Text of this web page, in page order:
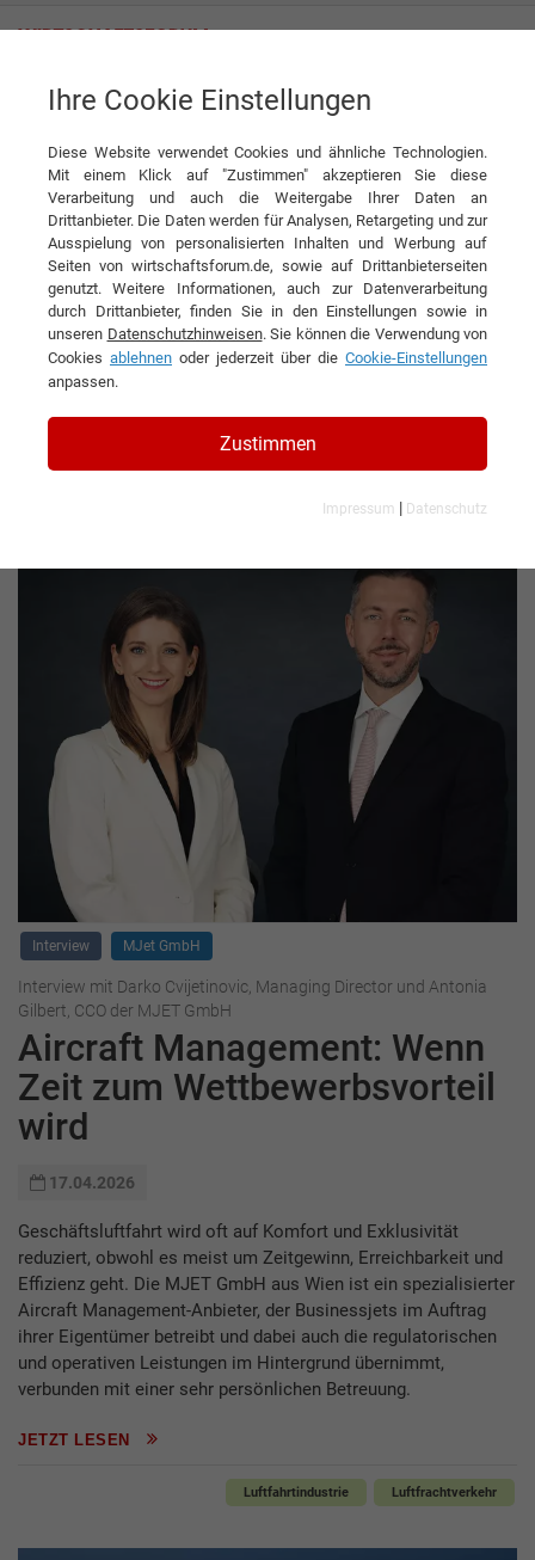
Tag
Tagwords
Liste aller Ergebnisse zu Ihrem Tag
2
Filtern nach Kategorie: Filtern nach Land:
Luftfahrtindustrie
39 Ergebnisse gefunden
Interview MJet GmbH
Interview mit Darko Cvijetinovic, Managing Director und Antonia
Gilbert, CCO der MJET GmbH
Aircraft Management: Wenn
Zeit zum Wettbewerbsvorteil
wird
17.04.2026
Geschäftsluftfahrt wird oft auf Komfort und Exklusivität
reduziert, obwohl es meist um Zeitgewinn, Erreichbarkeit und
Effizienz geht. Die MJET GmbH aus Wien ist ein spezialisierter
Aircraft Management-Anbieter, der Businessjets im Auftrag
ihrer Eigentümer betreibt und dabei auch die regulatorischen
und operativen Leistungen im Hintergrund übernimmt,
verbunden mit einer sehr persönlichen Betreuung.
JETZT LESEN
Luftfahrtindustrie Luftfrachtverkehr
Ihre Cookie Einstellungen
Diese Website verwendet Cookies und ähnliche Technologien.
Mit einem Klick auf "Zustimmen" akzeptieren Sie diese
Verarbeitung und auch die Weitergabe Ihrer Daten an
Drittanbieter. Die Daten werden für Analysen, Retargeting und zur
Ausspielung von personalisierten Inhalten und Werbung auf
Seiten von wirtschaftsforum.de, sowie auf Drittanbieterseiten
genutzt. Weitere Informationen, auch zur Datenverarbeitung
durch Drittanbieter, finden Sie in den Einstellungen sowie in
unseren Datenschutzhinweisen. Sie können die Verwendung von
Cookies ablehnen oder jederzeit über die Cookie-Einstellungen
anpassen.
Zustimmen
Impressum | Datenschutz